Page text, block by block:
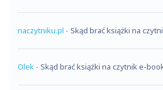
naczytniku.pl - Skąd brać książki na
Olek - Skąd brać książki na czytnik e-